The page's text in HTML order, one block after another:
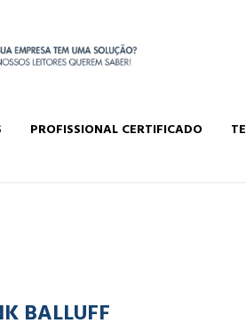
PROFISSIONAL CERTIFICADO
BALLUFF